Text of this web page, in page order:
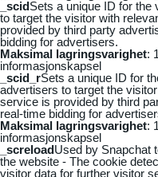
_scidSets a unique ID for the
to target the visitor with
provided by third party
bidding for advertisers.
Maksimal lagringsvarighet:
informasjonskapsel
_scid_rSets a unique ID for
advertisers to target the
service is provided by third
real-time bidding for
Maksimal lagringsvarighet:
informasjonskapsel
_screloadUsed by Snapchat
the website - The cookie
visitor data for further visitor